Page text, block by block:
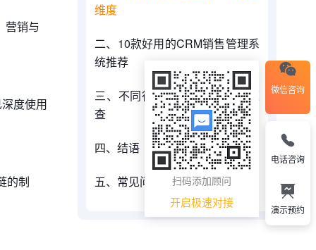
营销与
度使用
的制
维度
二、10款好用的CRM销售管理系
统推荐
三、不同行业场景的选型建议速
查
四、结语
五、常见问题（FAQ）
微信咨询
扫码添加顾问
开启极速对接
电话咨询
演示预约